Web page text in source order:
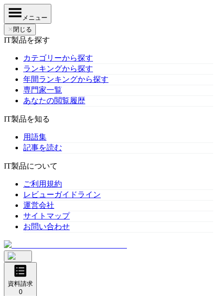
メニュー
✕ 閉じる
IT製品を探す
カテゴリーから探す
ランキングから探す
年間ランキングから探す
専門家一覧
あなたの閲覧履歴
IT製品を知る
用語集
記事を読む
IT製品について
ご利用規約
レビューガイドライン
運営会社
サイトマップ
お問い合わせ
資料請求
0